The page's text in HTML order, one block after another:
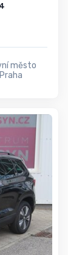
město
Praha